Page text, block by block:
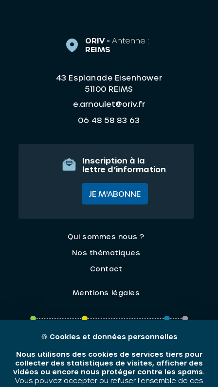
ORIV - Antenne :
REIMS
43 Esplanade Eisenhower
51100 REIMS
e.arnoulet@oriv.fr
06 48 58 83 63
Inscription à la
lettre d’information
JE M'ABONNE
Qui sommes nous ?
Nos thématiques
Contact
Mentions légales
🍪 Cookies et données personnelles
Nous utilisons des cookies de services tiers pour
collecter des statistiques de visites, afficher des
vidéos ou encore nous protéger contre les spams.
Vous pouvez accepter ou refuser l'ensemble de ces